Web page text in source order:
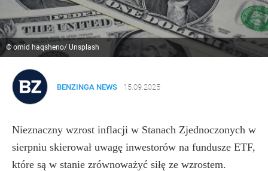
© omid haqsheno/ Unsplash
BENZINGA NEWS 15.09.2025
Nieznaczny wzrost inflacji w Stanach Zjednoczonych w
sierpniu skierował uwagę inwestorów na fundusze ETF,
które są w stanie zrównoważyć siłę ze wzrostem.